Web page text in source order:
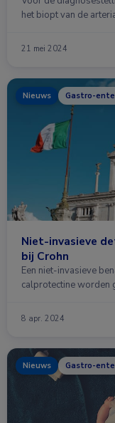
het biopt van de
21 mei 2024
Nieuws Gastro-
Niet-invasieve
bij Crohn
Een niet-invasieve
calprotectine worden
8 apr. 2024
Nieuws Gastro-